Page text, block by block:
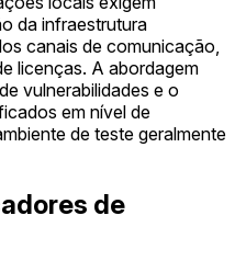
da infraestrutura
canais de comunicação,
licenças. A abordagem
vulnerabilidades e o
em nível de
de teste geralmente
de